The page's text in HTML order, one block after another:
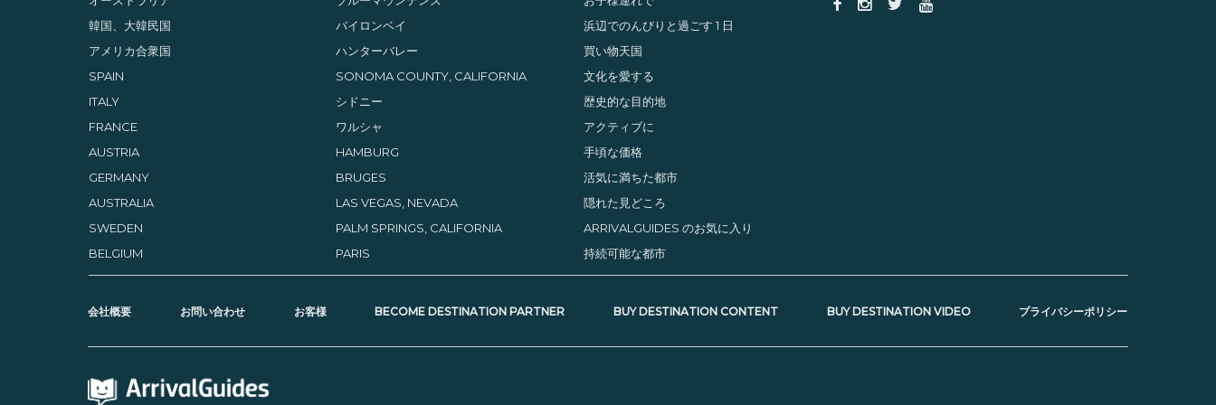
韓国、大韓民国
アメリカ合衆国
SPAIN
ITALY
FRANCE
AUSTRIA
GERMANY
AUSTRALIA
SWEDEN
BELGIUM
バイロンベイ
ハンターバレー
SONOMA COUNTY, CALIFORNIA
シドニー
ワルシャ
HAMBURG
BRUGES
LAS VEGAS, NEVADA
PALM SPRINGS, CALIFORNIA
PARIS
浜辺でのんびりと過ごす 1 日
買い物天国
文化を愛する
歴史的な目的地
アクティブに
手頃な価格
活気に満ちた都市
隠れた見どころ
ARRIVALGUIDES のお気に入り
持続可能な都市
会社概要­ お問い合わせ お客様 BECOME DESTINATION PARTNER BUY DESTINATION CONTENT BUY DESTINATION VIDEO プライバシーポリシー